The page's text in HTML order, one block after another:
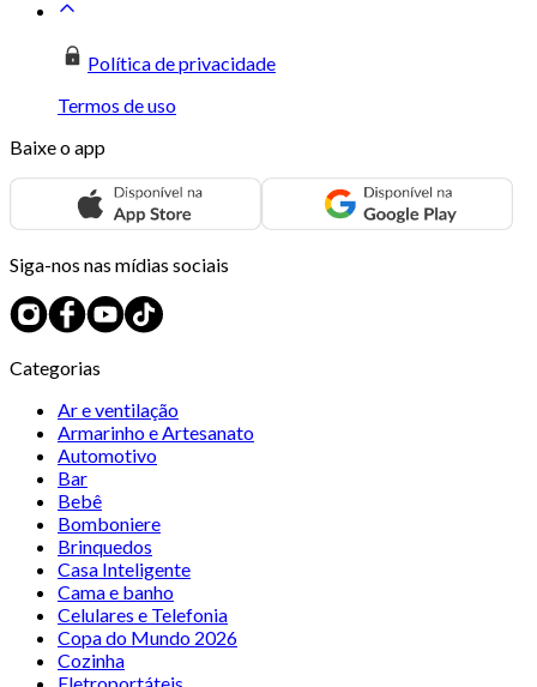
Política de privacidade
Termos de uso
Baixe o app
Siga-nos nas mídias sociais
Categorias
Ar e ventilação
Armarinho e Artesanato
Automotivo
Bar
Bebê
Bomboniere
Brinquedos
Casa Inteligente
Cama e banho
Celulares e Telefonia
Copa do Mundo 2026
Cozinha